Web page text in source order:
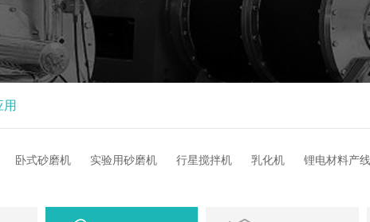
用
卧式砂磨机 实验用砂磨机 行星搅拌机 乳化机 锂电材料产线